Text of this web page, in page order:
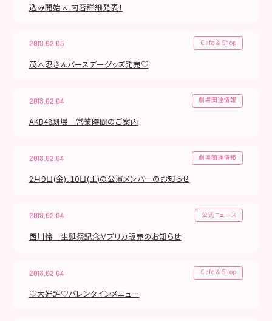
込み開始 ＆ 内容詳細発表！
2018.02.05 Cafe & Shop
茂木忍さんバースデーグッズ発売♡
2018.02.04 劇場関連情報
AKB48劇場 営業時間のご案内
2018.02.04 劇場関連情報
2月9日(金)、10日(土)の公演メンバーのお知らせ
2018.02.04 公式ニュース
西川怜 生誕祭記念Ｖプリカ販売のお知らせ
2018.02.04 Cafe & Shop
♡大好評♡バレンタインメニュー